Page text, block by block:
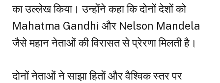
का उल्लेख किया। उन्होंने कहा कि दोनों देशों को
Mahatma Gandhi और Nelson Mandela
जैसे महान नेताओं की विरासत से प्रेरणा मिलती है।
दोनों नेताओं ने साझा हितों और वैश्विक स्तर पर